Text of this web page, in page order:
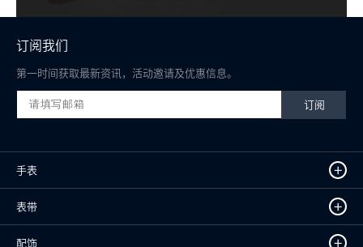
订阅我们
第一时间获取最新资讯，活动邀请及优惠信息。
订阅
手表 +
表带 +
配饰 +